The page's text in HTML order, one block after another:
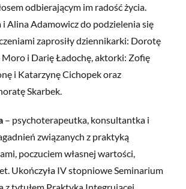
odbierającym im radość życia.
i Alina Adamowicz do podzielenia się
zaprosiły dziennikarki: Dorotę
i Darię Ładochę, aktorki: Zofię
i Katarzynę Cichopek oraz
Skarbek.
– psychoterapeutka, konsultantka i
związanych z praktyką
poczuciem własnej wartości,
Ukończyła IV stopniowe Seminarium